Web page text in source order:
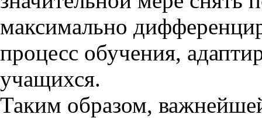
максимально
процесс обучения,
учащихся.
Таким образом,